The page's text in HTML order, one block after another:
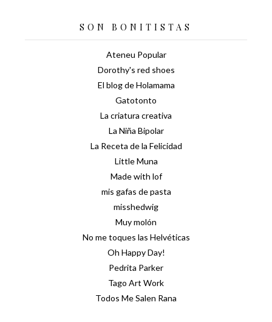
SON BONITISTAS
Ateneu Popular
Dorothy's red shoes
El blog de Holamama
Gatotonto
La criatura creativa
La Niña Bipolar
La Receta de la Felicidad
Little Muna
Made with lof
mis gafas de pasta
misshedwig
Muy molón
No me toques las Helvéticas
Oh Happy Day!
Pedrita Parker
Tago Art Work
Todos Me Salen Rana